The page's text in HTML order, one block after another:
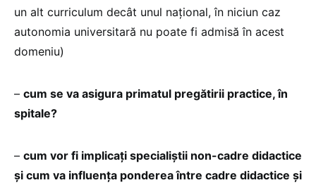
un alt curriculum decât unul național, în niciun caz
autonomia universitară nu poate fi admisă în acest
domeniu)
– cum se va asigura primatul pregătirii practice, în
spitale?
– cum vor fi implicați specialiștii non-cadre didactice
și cum va influența ponderea între cadre didactice și